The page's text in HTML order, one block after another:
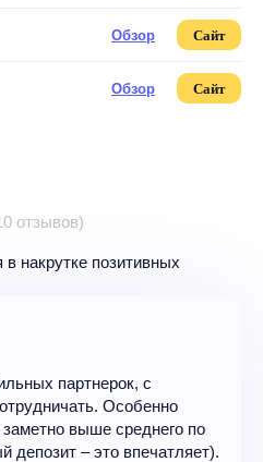
Обзор Сайт
Обзор Сайт
отзывов)
накрутке позитивных
партнерок, с
Особенно
выше среднего по
депозит – это впечатляет).